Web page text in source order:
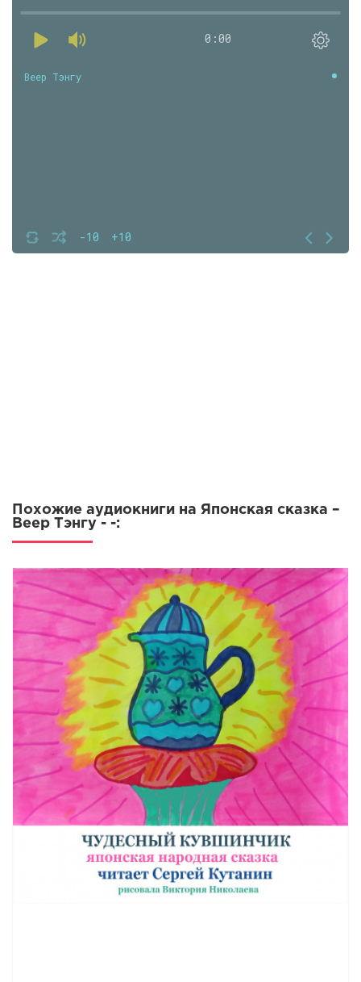
0:00
-10 +10
Веер Тэнгу
Похожие аудиокниги на Японская сказка –
Веер Тэнгу - -: